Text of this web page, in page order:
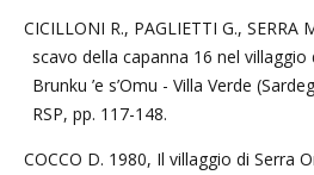
CICILLONI R., PAGLIETTI G., SERRA
scavo della capanna 16 nel
Brunku ’e s’Omu - Villa Verde
RSP, pp. 117-148.
COCCO D. 1980, Il villaggio di Serra